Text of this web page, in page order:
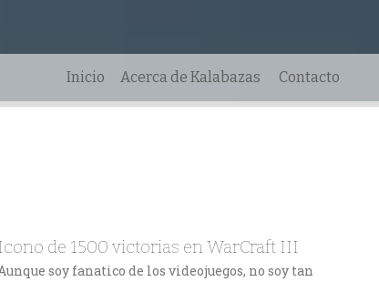
Inicio Acerca de Kalabazas Contacto
de 1500 victorias en WarCraft III
soy fanatico de los videojuegos, no soy tan